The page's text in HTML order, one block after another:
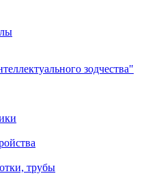
зодчества"
трубы